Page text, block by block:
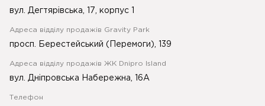
вул. Дегтярівська, 17, корпус 1
Адреса відділу продажів Gravity Park
просп. Берестейський (Перемоги), 139
Адреса відділу продажів ЖК Dnipro Island
вул. Дніпровська Набережна, 16А
Телефон